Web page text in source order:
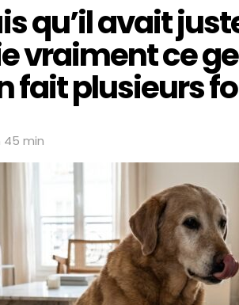
qu’il avait
vraiment ce
fait plusieurs
45 min